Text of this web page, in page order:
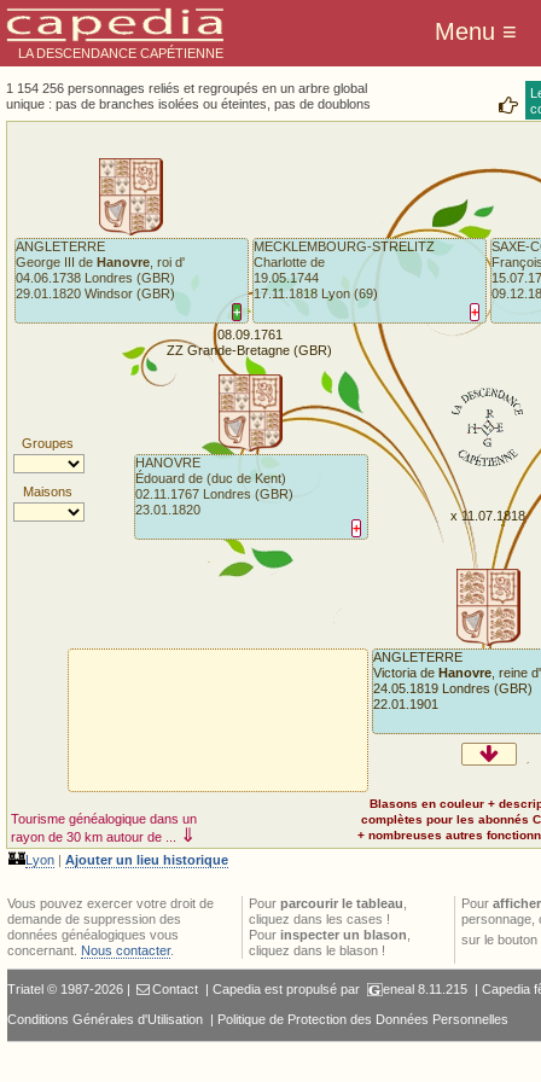
LA DESCENDANCE CAPÉTIENNE
1 154 256 personnages reliés et regroupés en un arbre global
unique : pas de branches isolées ou éteintes, pas de doublons
Groupes
Maisons
Tourisme généalogique dans un
rayon de 30 km autour de ...
⇓
ANGLETERRE
Victoria de Hanovre, reine d'
24.05.1819 Londres (GBR)
22.01.1901
+
HANOVRE
Édouard de (duc de Kent)
02.11.1767 Londres (GBR)
23.01.1820
+
ANGLETERRE
George III de Hanovre , roi d'
04.06.1738 Londres (GBR)
29.01.1820 Windsor (GBR)
+
MECKLEMBOURG-STRELITZ
Charlotte de
19.05.1744
17.11.1818 Lyon (69)
SAXE-
x 11.07.1818
08.09.1761
ZZ Grande-Bretagne (GBR)
🏰Lyon | Ajouter un lieu historique
Blasons en couleur +
complètes pour les abonnés
+ nombreuses autres
Vous pouvez exercer votre droit de
demande de suppression des
données généalogiques vous
concernant. Nous contacter.
Pour parcourir le tableau
cliquez dans les cases !
Pour inspecter un blason
cliquez dans le blason !
Pour
personnage,
sur le bouton
Triatel © 1987-2026 | Contact | Capedia est propulsé par eneal8.11.215 | Capedia
Conditions Générales d'Utilisation | Politique de Protection des Données Personnelles